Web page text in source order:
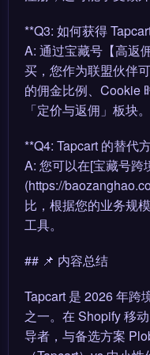
**Q3: 如何获得
A: 通过宝藏号【高返
买，您作为联盟伙伴
的佣金比例、Cookie
「定价与返佣」板块。
**Q4: Tapcart 的替代
A: 您可以在[宝藏号跨
(https://
比，根据您的业务规
工具。
## 📌 内容总结
Tapcart 是 2026 年跨
之一。在 Shopify 移
导者，与备选方案